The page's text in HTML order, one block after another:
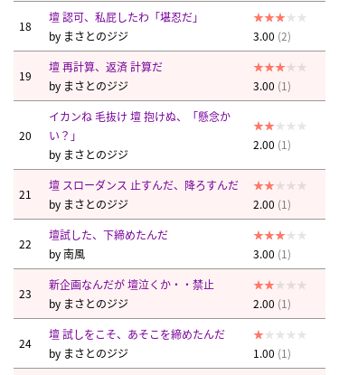
18
壇 認可、私屁したわ「堪忍だ」
by まさとのジジ 3.00 (2)
19
壇 再計算、返済 計算だ
by まさとのジジ 3.00 (1)
20
イカンね 毛抜け 壇 抱けぬ、「懸念か
い？」
by まさとのジジ
2.00 (1)
21
壇 スローダンス 止すんだ、降ろすんだ
by まさとのジジ 2.00 (1)
22
壇試した、下締めたんだ
by南風 3.00 (1)
23
新企画なんだが 壇泣くか・・禁止
by まさとのジジ 2.00 (1)
24
壇 試しをこそ、あそこを締めたんだ
by まさとのジジ 1.00 (1)